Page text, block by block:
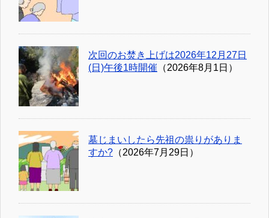
次回のお焚き上げは2026年12月27日
(日)午後1時開催 （2026年8月1日）
墓じまいしたら先祖の祟りがありま
すか? （2026年7月29日）